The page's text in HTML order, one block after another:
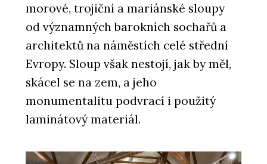
morové, trojiční a mariánské sloupy
od významných barokních sochařů a
architektů na náměstích celé střední
Evropy. Sloup však nestojí, jak by měl,
skácel se na zem, a jeho
monumentalitu podvrací i použitý
laminátový materiál.